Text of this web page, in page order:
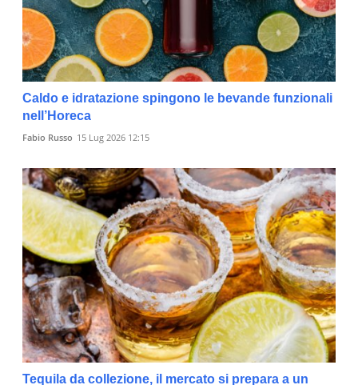
Caldo e idratazione spingono le bevande funzionali
nell’Horeca
Fabio Russo 15 Lug 2026 12:15
Tequila da collezione, il mercato si prepara a un